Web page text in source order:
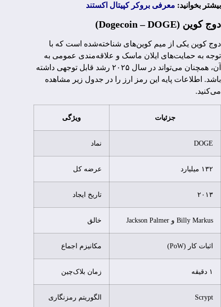
بیشتر بخوانید: معرفی بروکر کپیتال اکستند
دوج کوین (Dogecoin – DOGE)
دوج کوین یکی از میم کوین‌های شناخته‌شده است که با
توجه به حمایت‌های ایلان ماسک و علاقه‌مندی عمومی به
آن، همچنان می‌تواند در سال ۲۰۲۵ رشد قابل توجهی داشته
باشد. اطلاعات پایه این رمز ارز را در جدول زیر مشاهده
می‌کنید.
جزئیات ویژگی
DOGE نماد
۱۳۲ میلیارد عرضه کل
۲۰۱۳ تاریخ ایجاد
Billy Markus و Jackson Palmer خالق
اثبات کار (PoW) مکانیزم اجماع
۱ دقیقه زمان بلاک‌چین
Scrypt الگوریتم رمزنگاری